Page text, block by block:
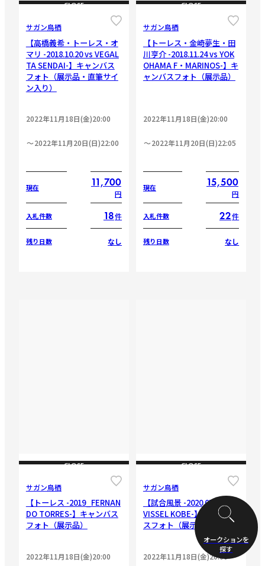
CLOSE
サガン鳥栖
【高橋義希・トーレス・オ
マリ -2018.10.20 vs VEGAL
TA SENDAI-】キャンバス
フォト（展示品・直筆サイ
ン入り）
2022年11月18日(金)20:00
2022年11月20日(日)22:00
現在 11,700
円
入札件数 18件
残り日数 なし
CLOSE
サガン鳥栖
【トーレス・金崎夢生・田
川亨介 -2018.11.24 vs YOK
OHAMA F・MARINOS-】キ
ャンバスフォト（展示品）
2022年11月18日(金)20:00
2022年11月20日(日)22:05
現在 15,500
円
入札件数 22件
残り日数 なし
CLOSE
サガン鳥栖
【トーレス -2019_FERNAN
DO TORRES-】キャンバス
フォト（展示品）
2022年11月18日(金)20:00
CLOSE
サガン鳥栖
【試合風景 -2020.07.08 vs
VISSEL KOBE-】キャンバ
スフォト（展示品）
2022年11月18日(金)20:00
オークションを
探す